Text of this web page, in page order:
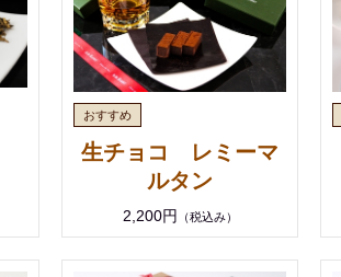
生チョコ レミーマ
ルタン
2,200円 （税込み）